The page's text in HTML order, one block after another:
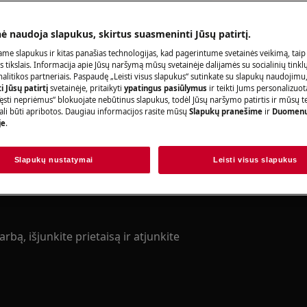
saugos informaciją prieš
išjunkite prietaisą ir atjunkite
Užsisakykite
Raskite savo
Spręskite
dokumentacijos
Rasti instrukciją
naudoja slapukus, skirtus suasmeninti Jūsų patirtį.
slapukus ir kitas panašias technologijas, kad pagerintume svetainės veikimą,
tikslais. Informacija apie Jūsų naršymą mūsų svetainėje dalijamės su socialinių
partneriais. Paspaudę „Leisti visus slapukus“ sutinkate su slapukų
Jūsų patirtįsvetainėje, pritaikyti ypatingus pasiūlymus ir teikti Jums
nepriėmus“ blokuojate nebūtinus slapukus, todėl Jūsų naršymo patirtis ir mūsų
būti apribotos. Daugiau informacijos rasite mūsų Slapukų pranešime ir
.
Slapukų nustatymai Leisti visus slapukus